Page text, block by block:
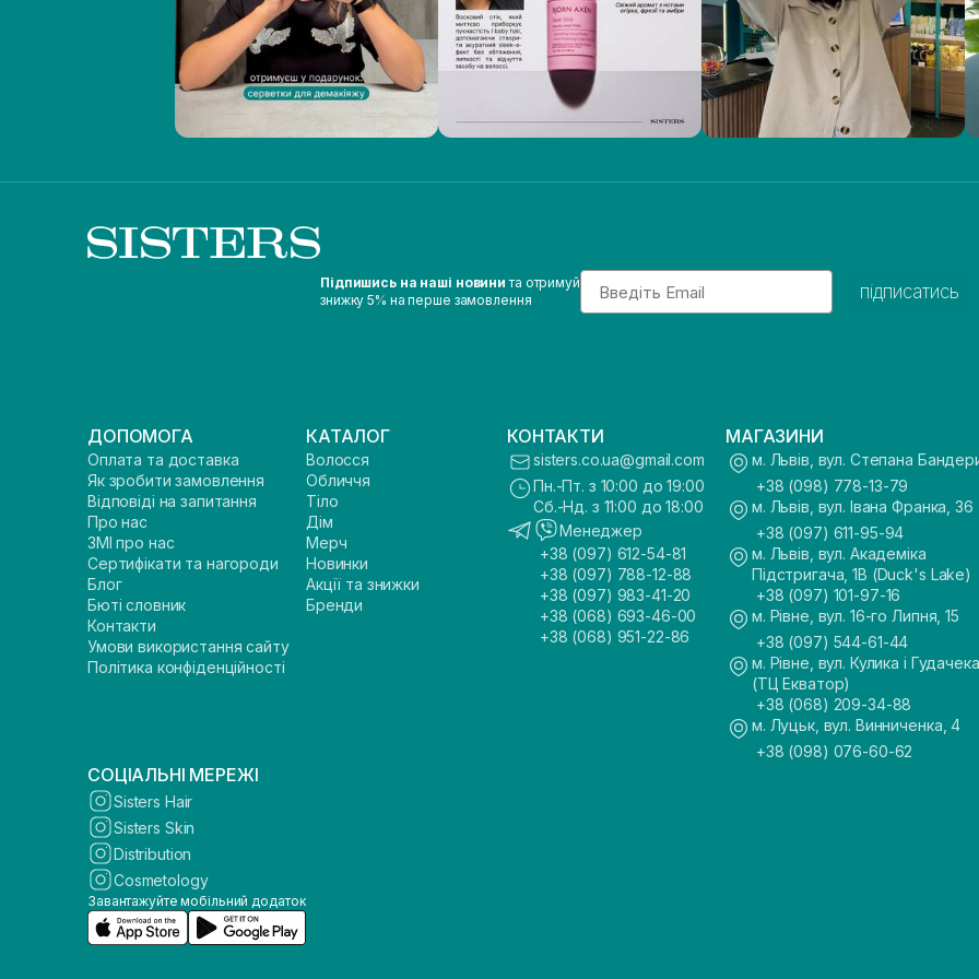
Підпишись на наші новини та отримуй
знижку 5% на перше замовлення
Email
підписатись
ДОПОМОГА
Оплата та доставка
Як зробити замовлення
Відповіді на запитання
Про нас
ЗМІ про нас
Сертифікати та нагороди
Блог
Бюті словник
Контакти
Умови використання сайту
Політика конфіденційності
КАТАЛОГ
Волосся
Обличчя
Тіло
Дім
Мерч
Новинки
Акції та знижки
Бренди
КОНТАКТИ
sisters.co.ua@gmail.com
Пн.-Пт. з 10:00 до 19:00
Сб.-Нд. з 11:00 до 18:00
Менеджер
+38 (097) 612-54-81
+38 (097) 788-12-88
+38 (097) 983-41-20
+38 (068) 693-46-00
+38 (068) 951-22-86
МАГАЗИНИ
м. Львів, вул. Степана
+38 (098) 778-13-79
м. Львів, вул. Івана Франка, 36
+38 (097) 611-95-94
м. Львів, вул. Академіка
Підстригача, 1В (Duck's Lake)
+38 (097) 101-97-16
м. Рівне, вул. 16-го Липня, 15
+38 (097) 544-61-44
м. Рівне, вул. Кулика і
(ТЦ Екватор)
+38 (068) 209-34-88
м. Луцьк, вул. Винниченка, 4
+38 (098) 076-60-62
СОЦІАЛЬНІ МЕРЕЖІ
Sisters Hair
Sisters Skin
Distribution
Cosmetology
Завантажуйте мобільний додаток